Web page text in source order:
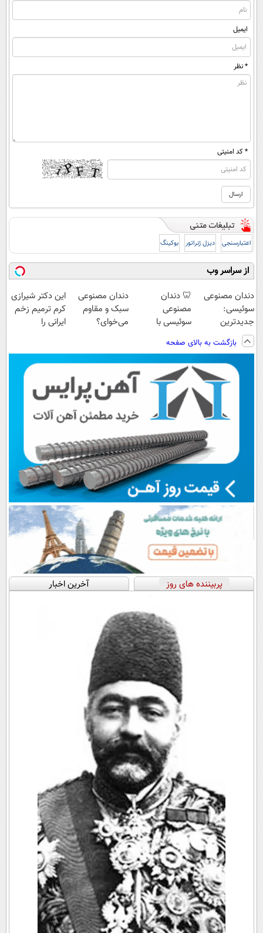
ایمیل
* نظر
* کد امنیتی
اعتبارسنجی دیزل ژنراتور بوکینگ
از سراسر وب
دندان مصنوعی
سوئیسی:
جدیدترین
فناوری اروپا،
سبک و مقاوم |
پرداخت قسطی
🦷 دندان
مصنوعی
سوئیسی با
دیجیتال |
پرداخت در 4
قسط |📍 تهران
دندان مصنوعی
سبک و مقاوم
می‌خوای؟
📍تهران
این دکتر شیرازی
کرم ترمیم زخم
ایرانی را
بازگشت به بالای صفحه
پربیننده های روز آخرین اخبار